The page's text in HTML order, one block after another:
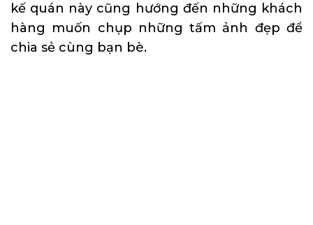
kế quán này cũng hướng đến những khách
hàng muốn chụp những tấm ảnh đẹp để
chia sẻ cùng bạn bè.